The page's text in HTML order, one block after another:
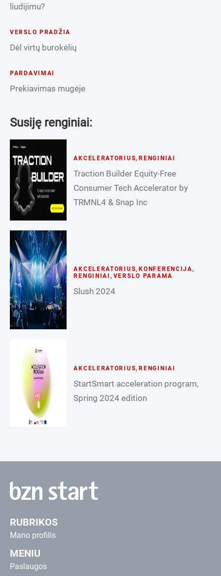
liudijimu?
VERSLO PRADŽIA
Dėl virtų burokėlių
PARDAVIMAI
Prekiavimas mugėje
Susiję renginiai:
AKCELERATORIUS, RENGINIAI
Traction Builder Equity-Free
Consumer Tech Accelerator by
TRMNL4 & Snap Inc
AKCELERATORIUS, KONFERENCIJA,
RENGINIAI , VERSLO PARAMA
Slush 2024
AKCELERATORIUS, RENGINIAI
StartSmart acceleration program,
Spring 2024 edition
RUBRIKOS
Mano profilis
MENIU
Paslaugos